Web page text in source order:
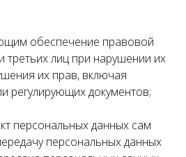
обеспечение правовой
лиц при нарушении их
их прав, включая
регулирующих документов;
персональных данных сам
персональных данных